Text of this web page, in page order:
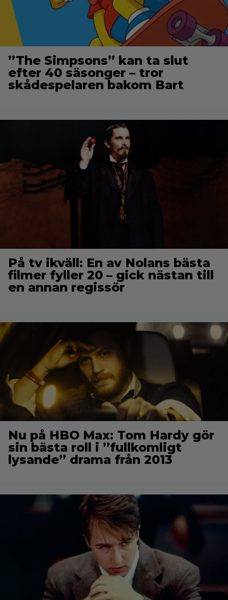
”The Simpsons” kan ta slut
efter 40 säsonger – tror
skådespelaren bakom Bart
På tv ikväll: En av Nolans bästa
filmer fyller 20 – gick nästan till
en annan regissör
Nu på HBO Max: Tom Hardy gör
sin bästa roll i ”fullkomligt
lysande” drama från 2013